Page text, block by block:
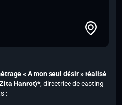
« A mon seul désir » réalisé
Hanrot)*, directrice de casting
: